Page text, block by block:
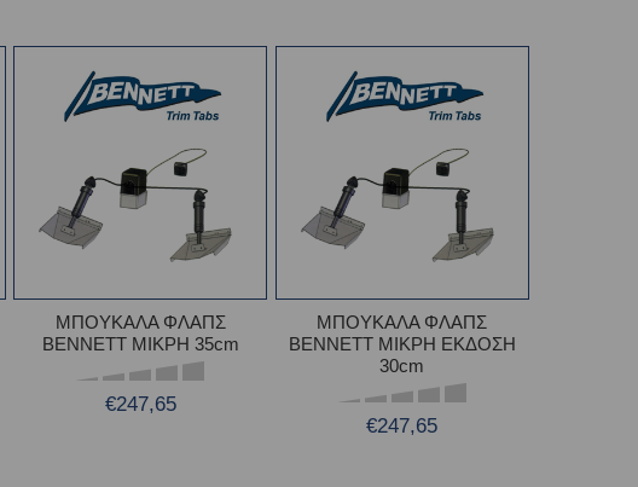
ΜΠΟΥΚΑΛΑ ΦΛΑΠΣ
BENNETT ΜΙΚΡΗ 35cm
€247,65
ΜΠΟΥΚΑΛΑ ΦΛΑΠΣ
BENNETT ΜΙΚΡΗ ΕΚΔΟΣΗ
30cm
€247,65